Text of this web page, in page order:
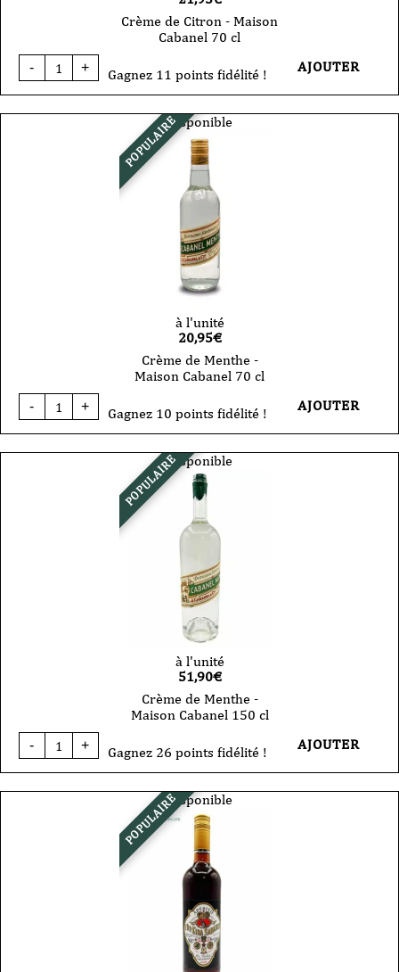
Crème de Citron - Maison
Cabanel 70 cl
-
quantité
de
Citron
+ Gagnez 11 points fidélité ! AJOUTER
POPULAIREDisponible
à l'unité
20,95€
Crème de Menthe -
Maison Cabanel 70 cl
-
quantité
de
Menthe
+ Gagnez 10 points fidélité ! AJOUTER
POPULAIREDisponible
à l'unité
51,90€
Crème de Menthe -
Maison Cabanel 150 cl
-
quantité
de
Menthe
+ Gagnez 26 points fidélité ! AJOUTER
POPULAIREDisponible